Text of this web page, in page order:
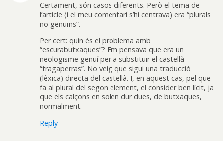
Certament, són casos diferents. Però el tema de
l’article (i el meu comentari s’hi centrava) era “plurals
no genuïns”.
Per cert: quin és el problema amb
“escurabutxaques”? Em pensava que era un
neologisme genuí per a substituir el castellà
“tragaperras”. No veig que sigui una traducció
(lèxica) directa del castellà. I, en aquest cas, pel que
fa al plural del segon element, el consider ben lícit, ja
que els calçons en solen dur dues, de butxaques,
normalment.
Reply